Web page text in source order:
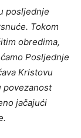
posljednje
Tokom
obredima,
Posljednje
Kristovu
povezanost
jačajući